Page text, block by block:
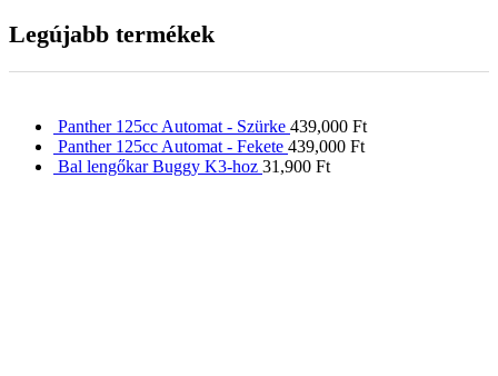
Legújabb termékek
Panther 125cc Automat - Szürke 439,000 Ft
Panther 125cc Automat - Fekete 439,000 Ft
Bal lengőkar Buggy K3-hoz 31,900 Ft